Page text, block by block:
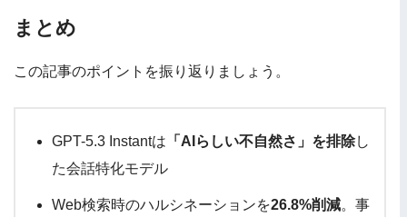
まとめ
この記事のポイントを振り返りましょう。
GPT-5.3 Instantは 「AIらしい不自然さ」を排除し
た会話特化モデル
Web検索時のハルシネーションを26.8%削減。事